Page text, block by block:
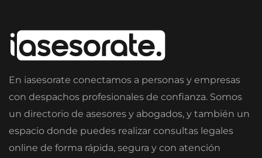
En iasesorate conectamos a personas y empresas
con despachos profesionales de confianza. Somos
un directorio de asesores y abogados, y también un
espacio donde puedes realizar consultas legales
online de forma rápida, segura y con atención